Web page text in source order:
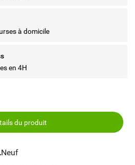
à domicile
en 4H
du produit
Neuf